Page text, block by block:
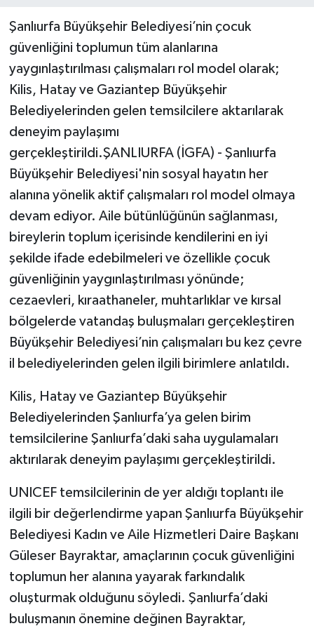
Şanlıurfa Büyükşehir Belediyesi’nin çocuk
güvenliğini toplumun tüm alanlarına
yaygınlaştırılması çalışmaları rol model olarak;
Kilis, Hatay ve Gaziantep Büyükşehir
Belediyelerinden gelen temsilcilere aktarılarak
deneyim paylaşımı
gerçekleştirildi.ŞANLIURFA (İGFA) - Şanlıurfa
Büyükşehir Belediyesi'nin sosyal hayatın her
alanına yönelik aktif çalışmaları rol model olmaya
devam ediyor. Aile bütünlüğünün sağlanması,
bireylerin toplum içerisinde kendilerini en iyi
şekilde ifade edebilmeleri ve özellikle çocuk
güvenliğinin yaygınlaştırılması yönünde;
cezaevleri, kıraathaneler, muhtarlıklar ve kırsal
bölgelerde vatandaş buluşmaları gerçekleştiren
Büyükşehir Belediyesi’nin çalışmaları bu kez çevre
il belediyelerinden gelen ilgili birimlere anlatıldı.
Kilis, Hatay ve Gaziantep Büyükşehir
Belediyelerinden Şanlıurfa’ya gelen birim
temsilcilerine Şanlıurfa’daki saha uygulamaları
aktırılarak deneyim paylaşımı gerçekleştirildi.
UNICEF temsilcilerinin de yer aldığı toplantı ile
ilgili bir değerlendirme yapan Şanlıurfa Büyükşehir
Belediyesi Kadın ve Aile Hizmetleri Daire Başkanı
Güleser Bayraktar, amaçlarının çocuk güvenliğini
toplumun her alanına yayarak farkındalık
oluşturmak olduğunu söyledi. Şanlıurfa’daki
buluşmanın önemine değinen Bayraktar,